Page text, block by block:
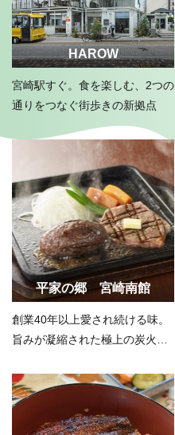
HAROW
宮崎駅すぐ。食を楽しむ、2つの
通りをつなぐ街歩きの新拠点
平家の郷 宮崎南館
創業40年以上愛され続ける味。
旨みが凝縮された極上の炭火焼